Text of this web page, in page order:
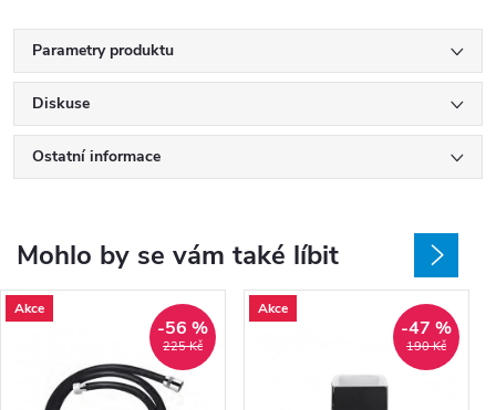
Parametry produktu
Diskuse
Ostatní informace
Mohlo by se vám také líbit
225 Kč
-56 %
Akce
190 Kč
-47 %
Akce